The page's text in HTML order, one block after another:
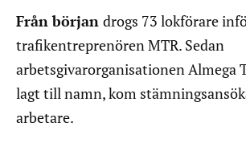
Från början drogs 73 lokförare
trafikentreprenören MTR. Sedan
arbetsgivarorganisationen Almega
lagt till namn, kom
arbetare.